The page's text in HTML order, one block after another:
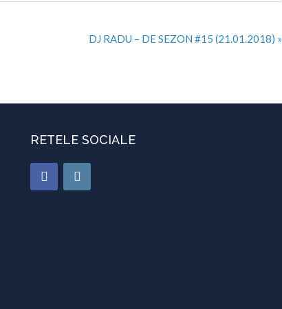
DJ RADU – DE SEZON #15 (21.01.2018) »
RETELE SOCIALE